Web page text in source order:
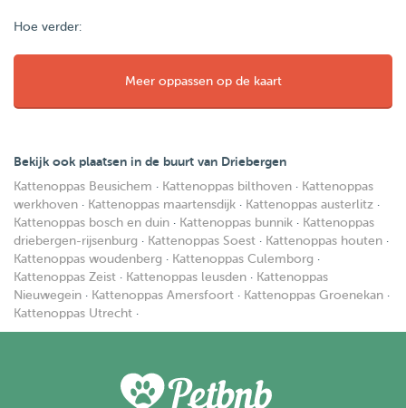
Hoe verder:
Meer oppassen op de kaart
Bekijk ook plaatsen in de buurt van Driebergen
Kattenoppas Beusichem · Kattenoppas bilthoven · Kattenoppas
werkhoven · Kattenoppas maartensdijk · Kattenoppas austerlitz ·
Kattenoppas bosch en duin · Kattenoppas bunnik · Kattenoppas
driebergen-rijsenburg · Kattenoppas Soest · Kattenoppas houten ·
Kattenoppas woudenberg · Kattenoppas Culemborg ·
Kattenoppas Zeist · Kattenoppas leusden · Kattenoppas
Nieuwegein · Kattenoppas Amersfoort · Kattenoppas Groenekan ·
Kattenoppas Utrecht ·